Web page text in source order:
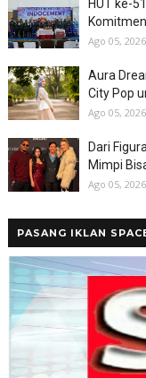
HUT ke-
Ago 05, 2026
Aura
City Pop
Ago 05, 2026
Dari
Mimpi
Ago 05, 2026
PASANG IKLAN